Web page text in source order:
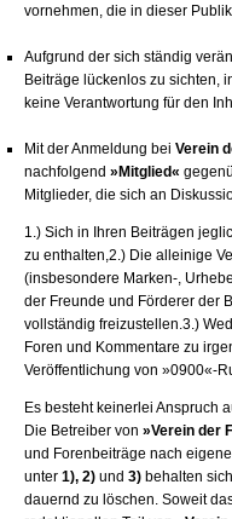
vornehmen, die in dieser
Aufgrund der sich ständig
Beiträge lückenlos zu sichten,
keine Verantwortung für den
Mit der Anmeldung bei Verein
nachfolgend »Mitglied«
Mitglieder, die sich an
1.) Sich in Ihren Beiträgen
zu enthalten,2.) Die alleinige
(insbesondere Marken-,
der Freunde und Förderer der
vollständig freizustellen.3.)
Foren und Kommentare zu
Veröffentlichung von »0900«-
Es besteht keinerlei Anspruch
Die Betreiber von »Verein der
und Forenbeiträge nach
unter 1), 2) und 3) behalten
dauernd zu löschen. Soweit